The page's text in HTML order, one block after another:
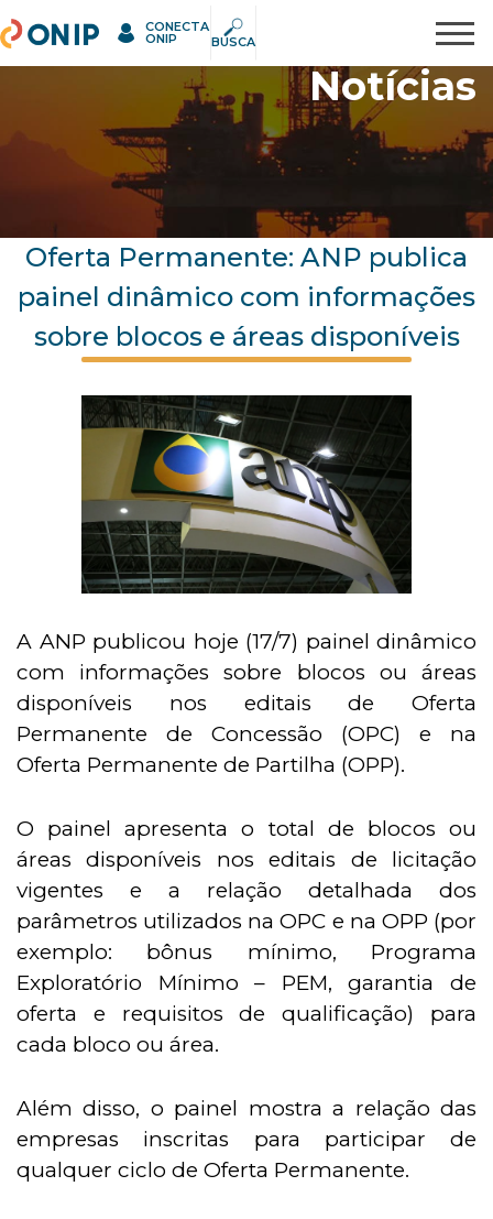
Pesquisar
ONIP CONECTA
ONIP BUSCA
Notícias
Oferta Permanente: ANP publica
painel dinâmico com informações
sobre blocos e áreas disponíveis
A ANP publicou hoje (17/7) painel dinâmico
com informações sobre blocos ou áreas
disponíveis nos editais de Oferta
Permanente de Concessão (OPC) e na
Oferta Permanente de Partilha (OPP).
O painel apresenta o total de blocos ou
áreas disponíveis nos editais de licitação
vigentes e a relação detalhada dos
parâmetros utilizados na OPC e na OPP (por
exemplo: bônus mínimo, Programa
Exploratório Mínimo – PEM, garantia de
oferta e requisitos de qualificação) para
cada bloco ou área.
Além disso, o painel mostra a relação das
empresas inscritas para participar de
qualquer ciclo de Oferta Permanente.